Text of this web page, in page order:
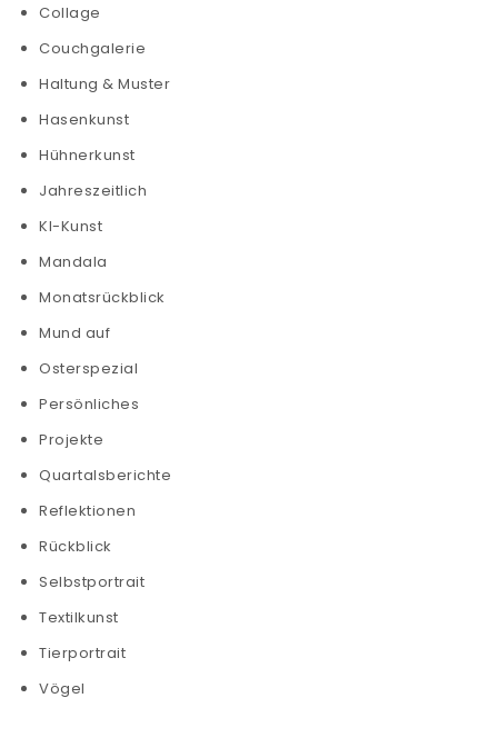
Collage
Couchgalerie
Haltung & Muster
Hasenkunst
Hühnerkunst
Jahreszeitlich
KI-Kunst
Mandala
Monatsrückblick
Mund auf
Osterspezial
Persönliches
Projekte
Quartalsberichte
Reflektionen
Rückblick
Selbstportrait
Textilkunst
Tierportrait
Vögel